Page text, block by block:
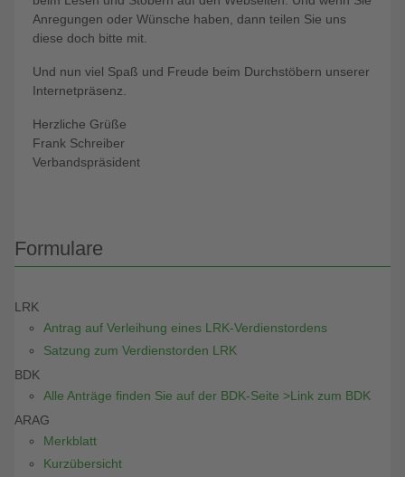
Anregungen oder Wünsche haben, dann teilen Sie uns
diese doch bitte mit.
Und nun viel Spaß und Freude beim Durchstöbern unserer
Internetpräsenz.
Herzliche Grüße
Frank Schreiber
Verbandspräsident
Formulare
LRK
Antrag auf Verleihung eines LRK-Verdienstordens
Satzung zum Verdienstorden LRK
BDK
Alle Anträge finden Sie auf der BDK-Seite >Link zum BDK
ARAG
Merkblatt
Kurzübersicht